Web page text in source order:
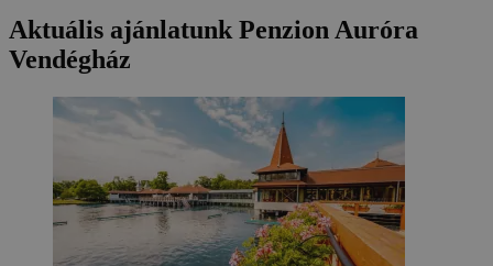
Aktuális ajánlatunk Penzion Auróra
Vendégház